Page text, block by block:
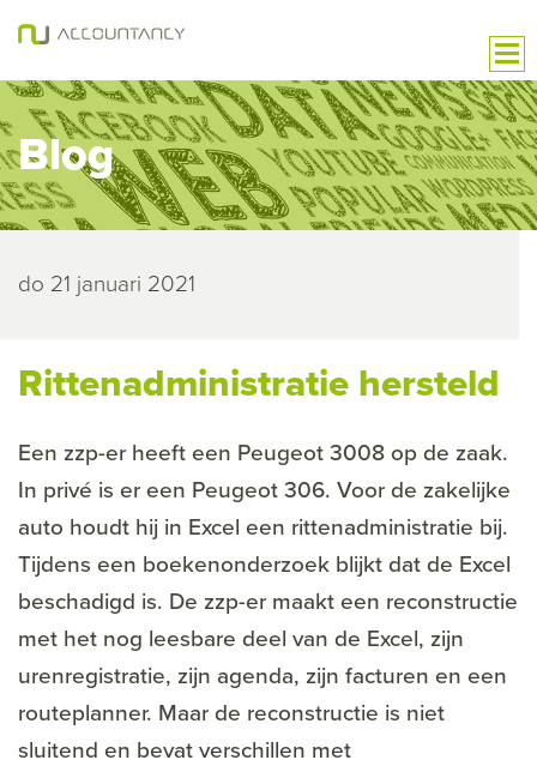
Blog
do 21 januari 2021
Rittenadministratie hersteld
Een zzp-er heeft een Peugeot 3008 op de zaak.
In privé is er een Peugeot 306. Voor de zakelijke
auto houdt hij in Excel een rittenadministratie bij.
Tijdens een boekenonderzoek blijkt dat de Excel
beschadigd is. De zzp-er maakt een reconstructie
met het nog leesbare deel van de Excel, zijn
urenregistratie, zijn agenda, zijn facturen en een
routeplanner. Maar de reconstructie is niet
sluitend en bevat verschillen met